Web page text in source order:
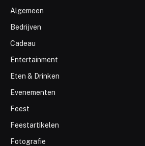
Algemeen
Bedrijven
Cadeau
Entertainment
Eten & Drinken
Evenementen
Feest
Feestartikelen
Fotografie